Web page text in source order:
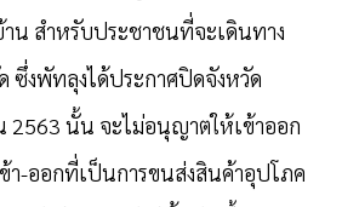
น สำหรับประชาชนที่จะเดินทาง
ซึ่งพัทลุงได้ประกาศปิดจังหวัด
2563 นั้น จะไม่อนุญาตให้เข้าออก
า-ออกที่เป็นการขนส่งสินค้าอุปโภค